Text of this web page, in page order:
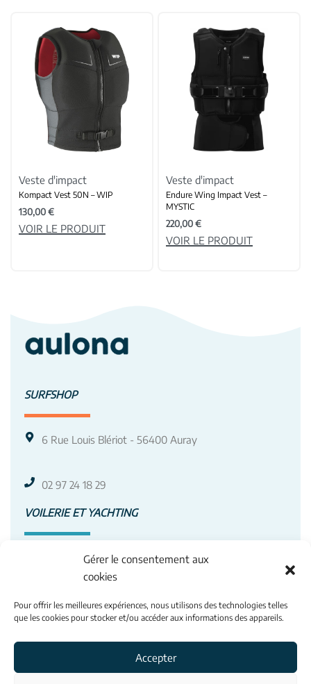
Gérer le consentement aux
cookies
Pour offrir les meilleures expériences, nous utilisons des technologies telles
que les cookies pour stocker et/ou accéder aux informations des appareils.
Accepter
Veste d'impact
Kompact Vest 50N – WIP
130,00€
VOIR LE PRODUIT
Veste d'impact
Endure Wing Impact Vest –
MYSTIC
220,00€
VOIR LE PRODUIT
SURFSHOP
6 Rue Louis Blériot - 56400 Auray
02 97 24 18 29
VOILERIE ET YACHTING
3 Av. Roland Garros - 56400 Auray
02 97 50 88 66
Contacts